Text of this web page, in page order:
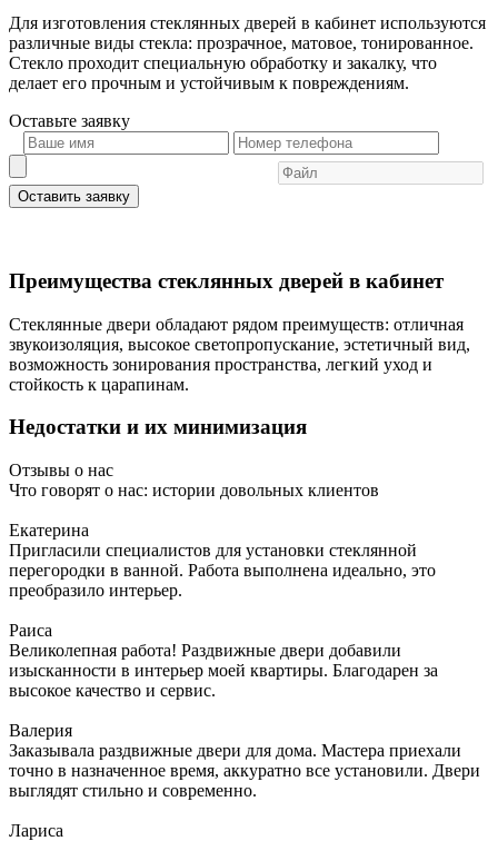
Для изготовления стеклянных дверей в кабинет используются
различные виды стекла: прозрачное, матовое, тонированное.
Стекло проходит специальную обработку и закалку, что
делает его прочным и устойчивым к повреждениям.
Оставьте заявку
Оставить заявку
Преимущества стеклянных дверей в кабинет
Стеклянные двери обладают рядом преимуществ: отличная
звукоизоляция, высокое светопропускание, эстетичный вид,
возможность зонирования пространства, легкий уход и
стойкость к царапинам.
Недостатки и их минимизация
Отзывы о нас
Что говорят о нас: истории довольных клиентов
Екатерина
Пригласили специалистов для установки стеклянной
перегородки в ванной. Работа выполнена идеально, это
преобразило интерьер.
Раиса
Великолепная работа! Раздвижные двери добавили
изысканности в интерьер моей квартиры. Благодарен за
высокое качество и сервис.
Валерия
Заказывала раздвижные двери для дома. Мастера приехали
точно в назначенное время, аккуратно все установили. Двери
выглядят стильно и современно.
Лариса